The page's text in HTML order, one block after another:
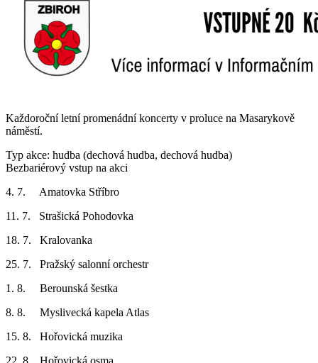
Každoroční letní promenádní koncerty v proluce na Masarykově
náměstí.
Typ akce: hudba (dechová hudba, dechová hudba)
Bezbariérový vstup na akci
4. 7. Amatovka Stříbro
11. 7. Strašická Pohodovka
18. 7. Kralovanka
25. 7. Pražský salonní orchestr
1. 8. Berounská šestka
8. 8. Myslivecká kapela Atlas
15. 8. Hořovická muzika
22. 8. Hořovická osma